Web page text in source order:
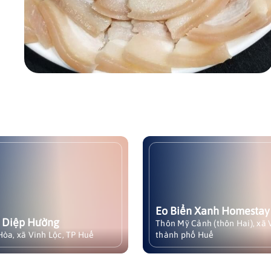
Homestay) là một điểm lưu trú
mới, tọa lạc tại thôn Mỹ Cảnh
(thôn Hai), xã Vinh Lộc, thành phố
Huế. Đây là địa điểm lý tưởng cho
Thôn
Phụng,
ngay
chùa
mang